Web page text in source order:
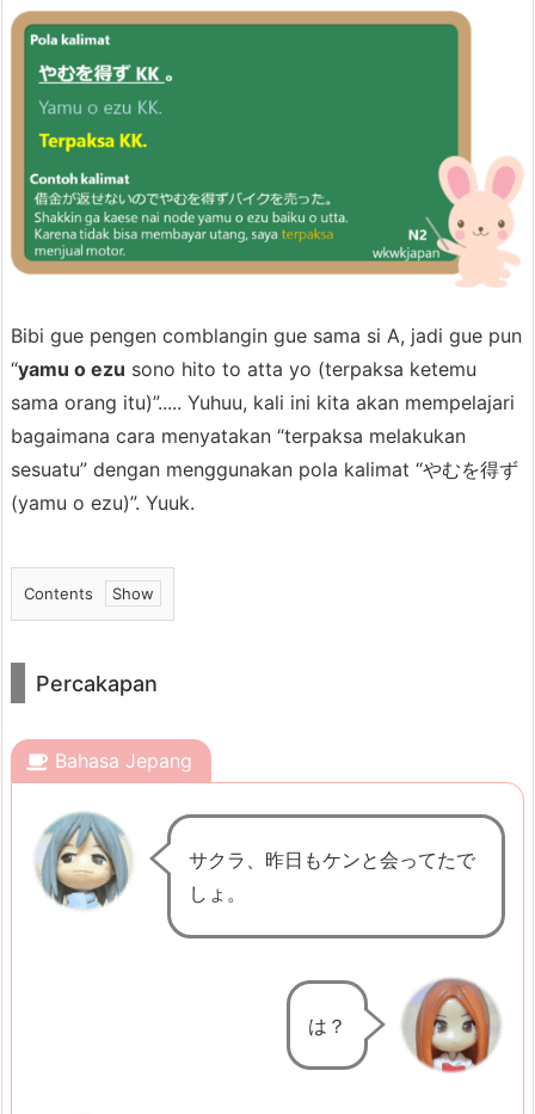
Bibi gue pengen comblangin gue sama si A, jadi gue pun
“yamu o ezu sono hito to atta yo (terpaksa ketemu
sama orang itu)”..... Yuhuu, kali ini kita akan mempelajari
bagaimana cara menyatakan “terpaksa melakukan
sesuatu” dengan menggunakan pola kalimat “やむを得ず
(yamu o ezu)”. Yuuk.
Contents
1.
e
c
k
a
p
Percakapan
Bahasa Jepang
サクラ、昨日もケンと会ってたで
しょ。
は？